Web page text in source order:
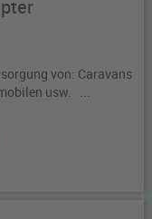
von: Caravans
usw. ...